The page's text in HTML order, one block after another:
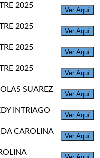
2025
Ver Aquí
2025
Ver Aquí
2025
Ver Aquí
2025
Ver Aquí
SUAREZ
Ver Aquí
INTRIAGO
Ver Aquí
CAROLINA
Ver Aquí